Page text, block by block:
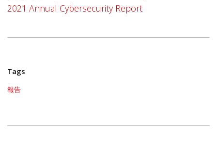
2021 Annual Cybersecurity Report
Tags
報告